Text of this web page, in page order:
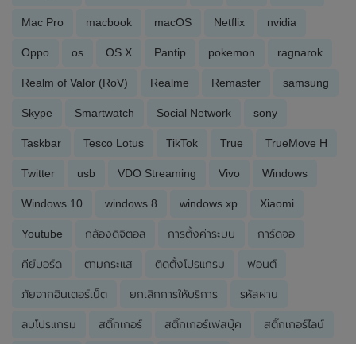
Mac Pro macbook macOS Netflix nvidia
Oppo os OS X Pantip pokemon ragnarok
Realm of Valor (RoV) Realme Remaster samsung
Skype Smartwatch Social Network sony
Taskbar Tesco Lotus TikTok True TrueMove H
Twitter usb VDO Streaming Vivo Windows
Windows 10 windows 8 windows xp Xiaomi
Youtube กล้องดิจิตอล การตั้งค่าระบบ การ์ดจอ
คีย์บอร์ด ตามกระแส ติดตั้งโปรแกรม ฟอนต์
ภัยจากอินเตอร์เน็ต ยกเลิกการให้บริการ รหัสผ่าน
ลบโปรแกรม สติ๊กเกอร์ สติ๊กเกอร์เฟสบุ๊ค สติ๊กเกอร์ไลน์